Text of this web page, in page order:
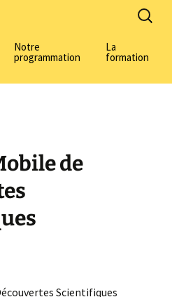
chercheuses !
Découvrez notre équipe
Nous rejoindre
Salle de Découvertes
Notre
programmation
La
formation
de
Scientifiques